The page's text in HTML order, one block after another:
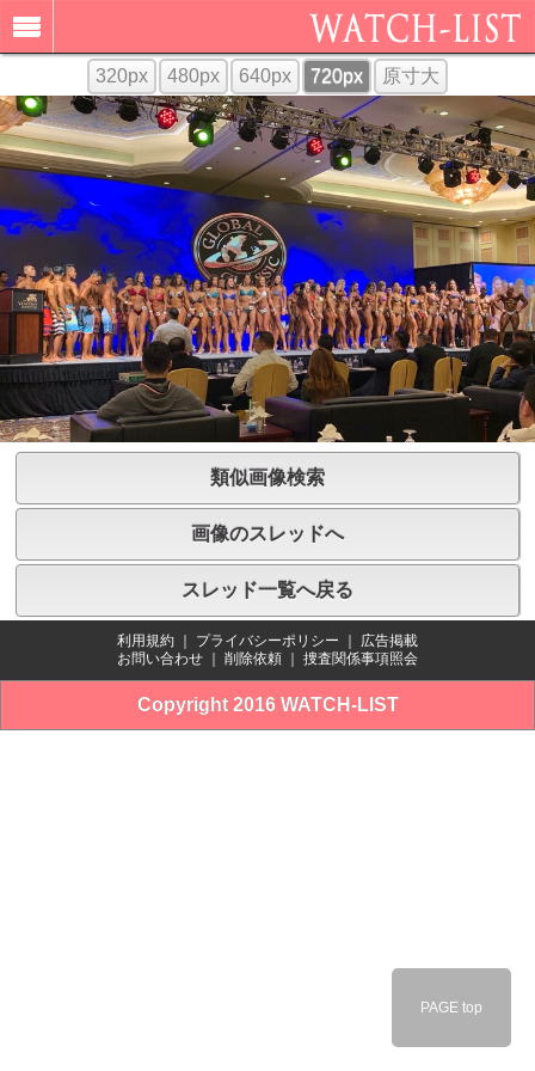
320px 480px 640px 720px 原寸大
類似画像検索
画像のスレッドへ
スレッド一覧へ戻る
利用規約 プライバシーポリシー
広告掲載
お問い合わせ
削除依頼 捜査関係事項照会
Copyright 2016 WATCH-LIST
PAGE top